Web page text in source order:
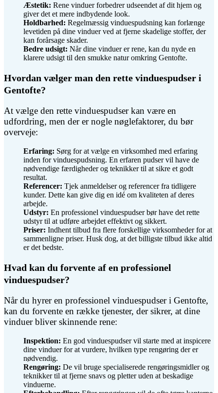
Æstetik: Rene vinduer forbedrer udseendet af dit hjem og
giver det et mere indbydende look.
Holdbarhed: Regelmæssig vinduespudsning kan forlænge
levetiden på dine vinduer ved at fjerne skadelige stoffer, der
kan forårsage skader.
Bedre udsigt: Når dine vinduer er rene, kan du nyde en
klarere udsigt til den smukke natur omkring Gentofte.
Hvordan vælger man den rette vinduespudser i
Gentofte?
At vælge den rette vinduespudser kan være en
udfordring, men der er nogle nøglefaktorer, du bør
overveje:
Erfaring: Sørg for at vælge en virksomhed med erfaring
inden for vinduespudsning. En erfaren pudser vil have de
nødvendige færdigheder og teknikker til at sikre et godt
resultat.
Referencer: Tjek anmeldelser og referencer fra tidligere
kunder. Dette kan give dig en idé om kvaliteten af deres
arbejde.
Udstyr: En professionel vinduespudser bør have det rette
udstyr til at udføre arbejdet effektivt og sikkert.
Priser: Indhent tilbud fra flere forskellige virksomheder for at
sammenligne priser. Husk dog, at det billigste tilbud ikke altid
er det bedste.
Hvad kan du forvente af en professionel
vinduespudser?
Når du hyrer en professionel vinduespudser i Gentofte,
kan du forvente en række tjenester, der sikrer, at dine
vinduer bliver skinnende rene:
Inspektion: En god vinduespudser vil starte med at inspicere
dine vinduer for at vurdere, hvilken type rengøring der er
nødvendig.
Rengøring: De vil bruge specialiserede rengøringsmidler og
teknikker til at fjerne snavs og pletter uden at beskadige
vinduerne.